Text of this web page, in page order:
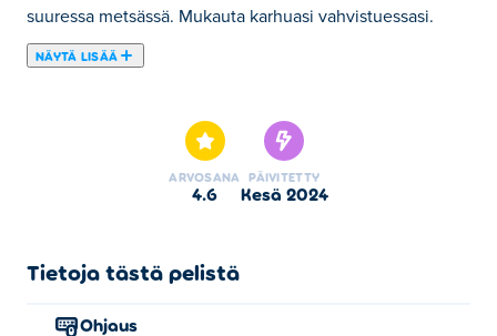
suuressa metsässä. Mukauta karhuasi vahvistuessasi.
NÄYTÄ LISÄÄ
ARVOSANA
4.6
PÄIVITETTY
kesä 2024
Tietoja tästä pelistä
Ohjaus